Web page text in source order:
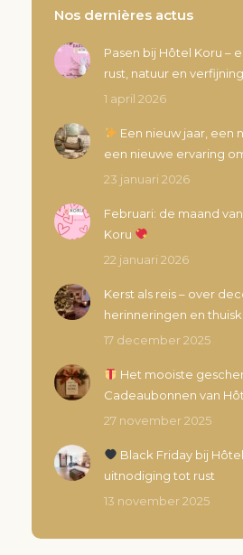
Nos dernières actus
Pasen bij Hôtel Koru –
rust, natuur en verfijning
1 april 2026
Een nieuw jaar, een
een nieuwe ervaring
23 januari 2026
Februari: de maand
Koru
22 januari 2026
Kerst als reis – over
herinneringen en
17 december 2025
Het mooiste
Cadeaubonnen van
27 november 2025
Black Friday bij
uitnodiging tot rust
13 november 2025